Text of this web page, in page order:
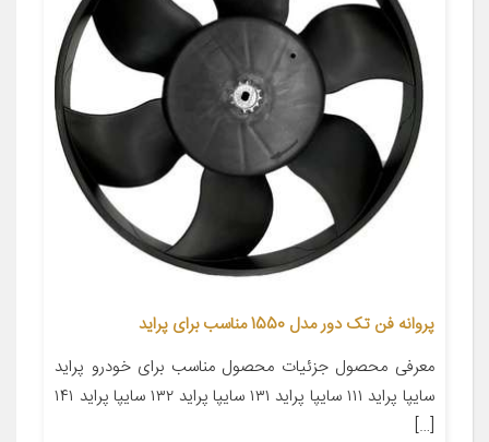
پروانه فن تک دور مدل 1550 مناسب برای پراید
معرفی محصول جزئیات محصول مناسب برای خودرو پراید
سایپا پراید ۱۱۱ سایپا پراید ۱۳۱ سایپا پراید ۱۳۲ سایپا پراید ۱۴۱
[…]